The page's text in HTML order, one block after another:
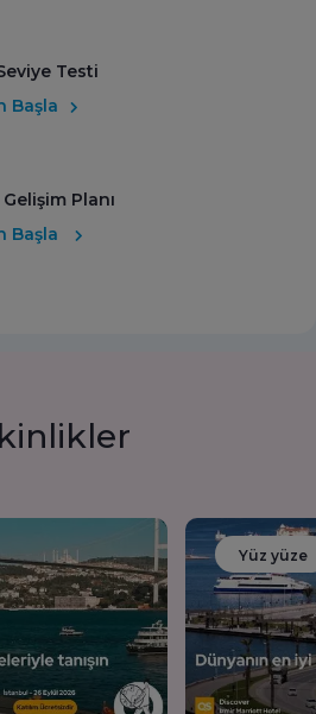
Testi
Başla
Planı
Başla
Yüz yüze